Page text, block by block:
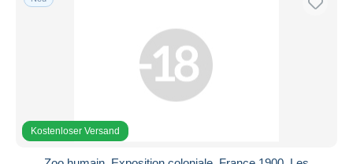
Kostenloser Versand